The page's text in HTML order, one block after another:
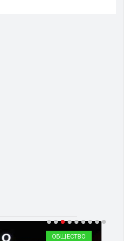
ОБЩЕСТВО